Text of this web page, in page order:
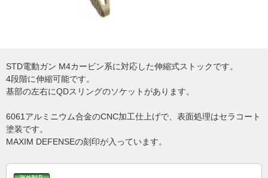
STD電動ガン M4カービン系に対応した伸縮式ストックです。
4段階に伸縮可能です。
基部の左右にQDスリングのソケットがあります。
6061アルミニウム合金のCNC加工仕上げで、表面処理はセラコート
塗装です。
MAXIM DEFENSEの刻印が入っています。